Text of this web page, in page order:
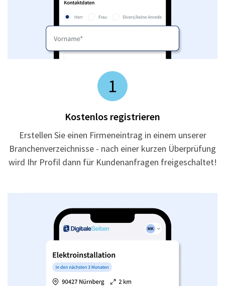
1
Kostenlos registrieren
Erstellen Sie einen Firmeneintrag in einem unserer
Branchenverzeichnisse - nach einer kurzen Überprüfung
wird Ihr Profil dann für Kundenanfragen freigeschaltet!